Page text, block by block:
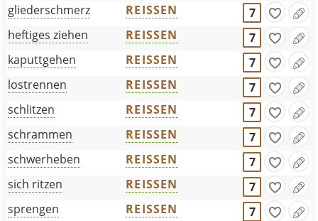
gliederschmerz
REISSEN
7
heftiges ziehen
REISSEN
7
kaputtgehen
REISSEN
7
lostrennen
REISSEN
7
schlitzen
REISSEN
7
schrammen
REISSEN
7
schwerheben
REISSEN
7
sich ritzen
REISSEN
7
sprengen
REISSEN
7